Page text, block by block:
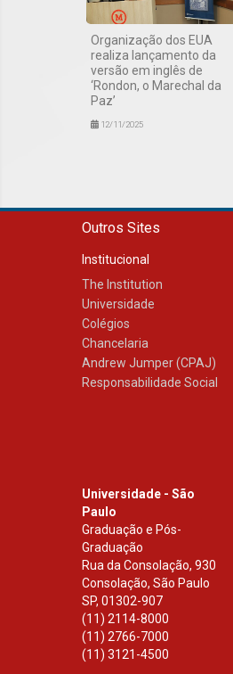
Organização dos EUA
realiza lançamento da
versão em inglês de
‘Rondon, o Marechal da
Paz’
12/11/2025
Outros Sites
Institucional
The Institution
Universidade
Colégios
Chancelaria
Andrew Jumper (CPAJ)
Responsabilidade Social
Universidade - São
Paulo
Graduação e Pós-
Graduação
Rua da Consolação, 930
Consolação, São Paulo
SP, 01302-907
(11) 2114-8000
(11) 2766-7000
(11) 3121-4500